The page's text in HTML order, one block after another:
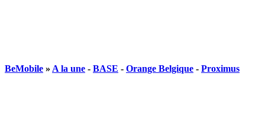
BeMobile » A la une - BASE - Orange Belgique - Proximus